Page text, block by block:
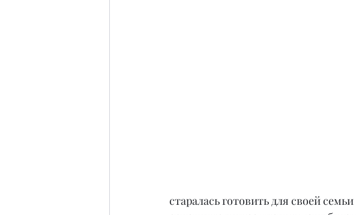
старалась готовить для своей